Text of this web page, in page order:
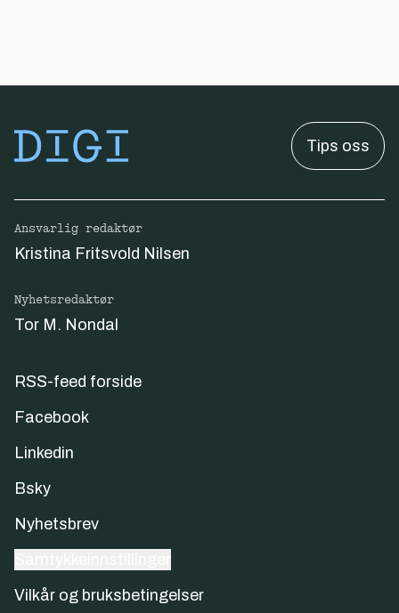
Tips oss
Ansvarlig redaktør
Kristina Fritsvold Nilsen
Nyhetsredaktør
Tor M. Nondal
RSS-feed forside
Facebook
Linkedin
Bsky
Nyhetsbrev
Vilkår og bruksbetingelser